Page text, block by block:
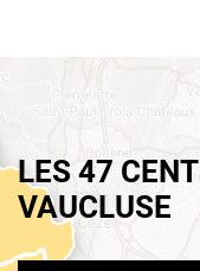
LES 47
VAUCLUSE